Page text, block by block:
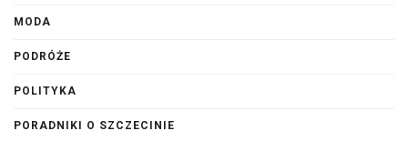
MODA
PODRÓŻE
POLITYKA
PORADNIKI O SZCZECINIE